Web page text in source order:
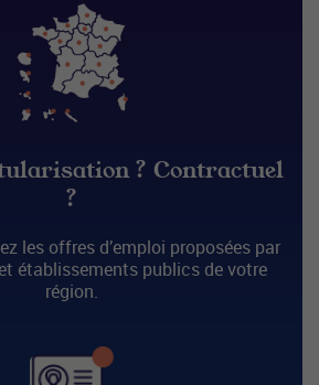
? Contractuel
?
les offres d’emploi proposées par
établissements publics de votre
région.